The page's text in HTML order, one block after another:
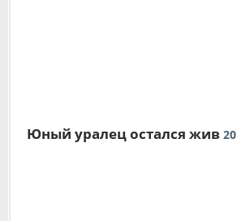
Юный уралец остался жив 20